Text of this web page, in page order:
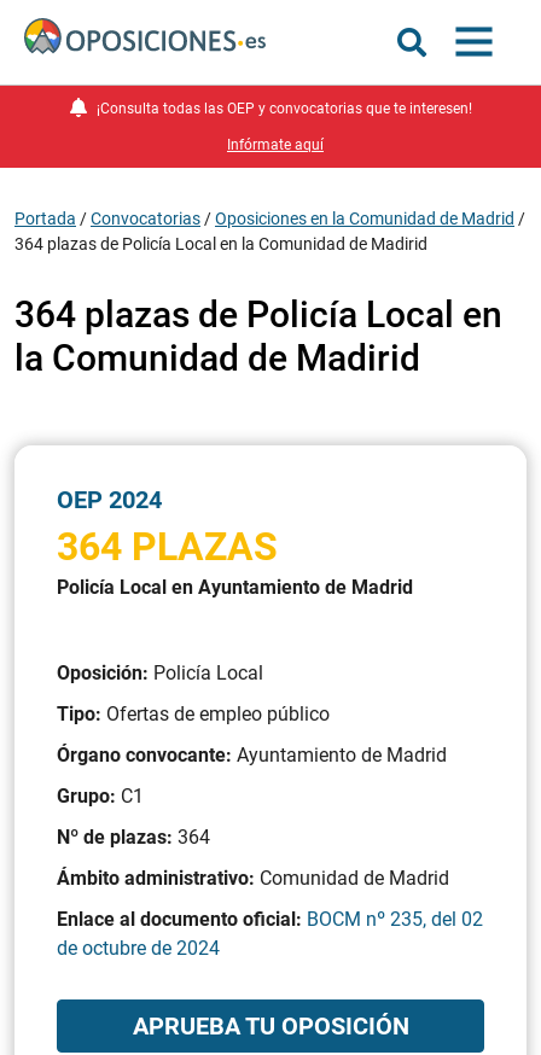
¡Consulta todas las OEP y convocatorias que te interesen!
Infórmate aquí
Portada /Convocatorias /Oposiciones en la Comunidad de Madrid /
364 plazas de Policía Local en la Comunidad de Madirid
364 plazas de Policía Local en
la Comunidad de Madirid
OEP 2024
364 PLAZAS
Policía Local en Ayuntamiento de Madrid
Oposición: Policía Local
Tipo: Ofertas de empleo público
Órgano convocante: Ayuntamiento de Madrid
Grupo: C1
Nº de plazas: 364
Ámbito administrativo: Comunidad de Madrid
Enlace al documento oficial: BOCM nº 235, del 02
de octubre de 2024
APRUEBA TU OPOSICIÓN